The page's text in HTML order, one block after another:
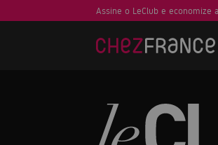
Assine o LeClub e economize